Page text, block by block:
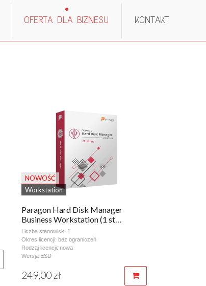
OFERTA DLA BIZNESU KONTAKT
NOWOŚĆ
Workstation
Paragon Hard Disk Manager
Business Workstation (1 st…
Liczba stanowisk: 1
Okres licencji: bez ograniczeń
Rodzaj licencji: nowa
Wersja ESD
249,00 zł